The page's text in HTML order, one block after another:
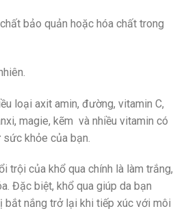
bảo quản hoặc hóa chất trong
loại axit amin, đường, vitamin C,
magie, kẽm và nhiều vitamin có
khỏe của bạn.
trội của khổ qua chính là làm trắng,
Đặc biệt, khổ qua giúp da bạn
bắt nắng trở lại khi tiếp xúc với môi